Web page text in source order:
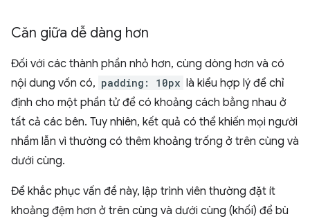
Căn giữa dễ dàng hơn
Đối với các thành phần nhỏ hơn, cùng dòng hơn và có
nội dung vốn có, padding: 10px là kiểu hợp lý để chỉ
định cho một phần tử để có khoảng cách bằng nhau ở
tất cả các bên. Tuy nhiên, kết quả có thể khiến mọi người
nhầm lẫn vì thường có thêm khoảng trống ở trên cùng và
dưới cùng.
Để khắc phục vấn đề này, lập trình viên thường đặt ít
khoảng đệm hơn ở trên cùng và dưới cùng (khối) để bù